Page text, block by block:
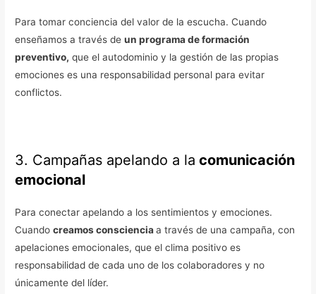
Para tomar conciencia del valor de la escucha. Cuando
enseñamos a través deun programa de formación
preventivo, que el autodominio y la gestión de las propias
emociones es una responsabilidad personal para evitar
conflictos.
3. Campañas apelando a la comunicación
emocional
Para conectar apelando a los sentimientos y emociones.
Cuandocreamos conscienciaa través de una campaña, con
apelaciones emocionales, que el clima positivo es
responsabilidad de cada uno de los colaboradores y no
únicamente del líder.